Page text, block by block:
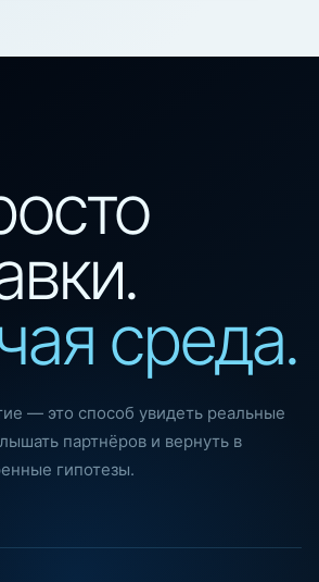
среда.
— это способ увидеть реальные
партнёров и вернуть в
гипотезы.